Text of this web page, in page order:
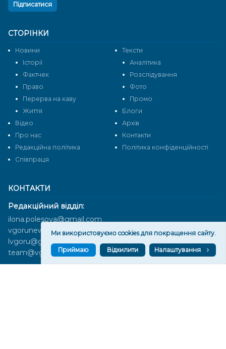
КОНТАКТИ
Редакційний відділ:
ilona.polesova@gmail.com
vgorunews@gmail.com
lvgoru@gmail.com
team@vgoru.org
СТОРІНКИ
Новини
Тексти
Історії
Аналітика
Фактчек
Розслідування
Право
Фото
Перерва на каву
Промо
Життя
Блоги
Відео
Архів
Про нас
Контакти
Редакційна політика
Політика конфіденційності
Cпівпраця
Підписатися
Ми використовуємо cookies для покращення сайту.
Приймаю Відхилити Налаштування